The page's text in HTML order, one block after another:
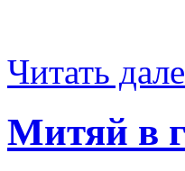
Читать
Митяй в